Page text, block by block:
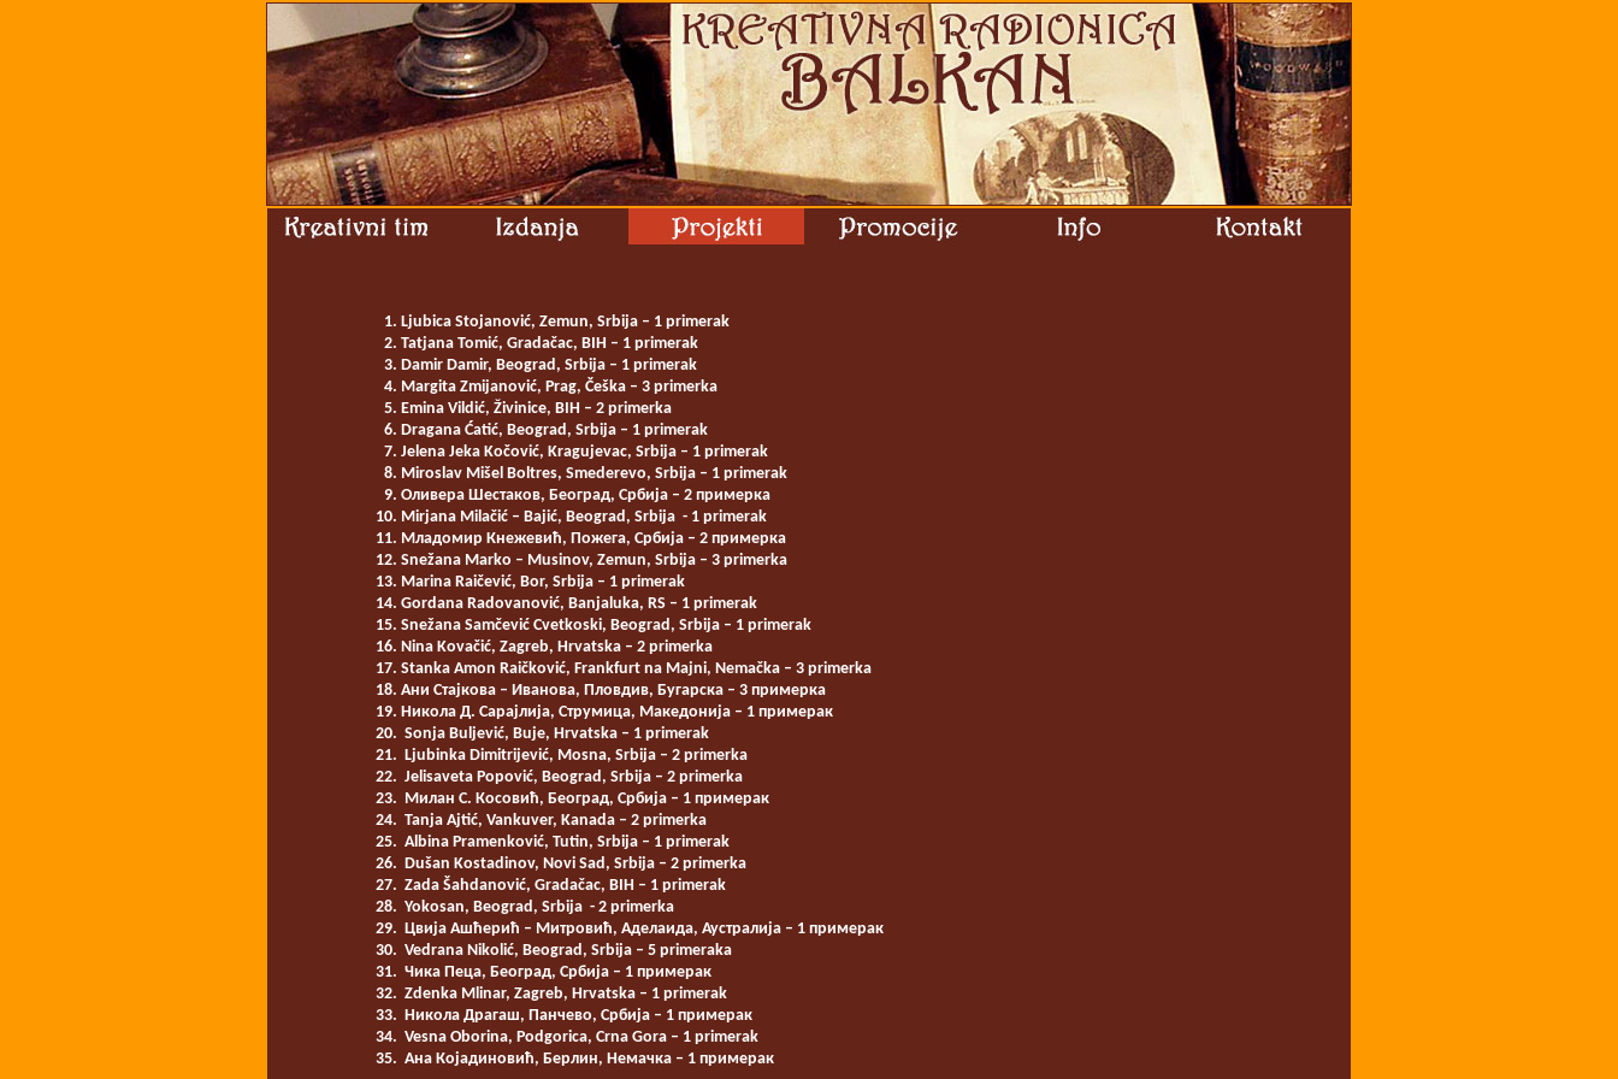
Ljubica Stojanović, Zemun, Srbija – 1 primerak
Tatjana Tomić, Gradačac, BIH – 1 primerak
Damir Damir, Beograd, Srbija – 1 primerak
Margita Zmijanović, Prag, Češka – 3 primerka
Emina Vildić, Živinice, BIH – 2 primerka
Dragana Ćatić, Beograd, Srbija – 1 primerak
Jelena Jeka Kočović, Kragujevac, Srbija – 1 primerak
Miroslav Mišel Boltres, Smederevo, Srbija – 1 primerak
Оливера Шестаков, Београд, Србија – 2 примерка
Mirjana Milačić – Bajić, Beograd, Srbija - 1 primerak
Младомир Кнежевић, Пожега, Србија – 2 примерка
Snežana Marko – Musinov, Zemun, Srbija – 3 primerka
Marina Raičević, Bor, Srbija – 1 primerak
Gordana Radovanović, Banjaluka, RS – 1 primerak
Snežana Samčević Cvetkoski, Beograd, Srbija – 1 primerak
Nina Kovačić, Zagreb, Hrvatska – 2 primerka
Stanka Amon Raičković, Frankfurt na Majni, Nemačka – 3 primerka
Ани Стајкова – Иванова, Пловдив, Бугарска – 3 примерка
Никола Д. Сарајлија, Струмица, Македонија – 1 примерак
Sonja Buljević, Buje, Hrvatska – 1 primerak
Ljubinka Dimitrijević, Mosna, Srbija – 2 primerka
Jelisaveta Popović, Beograd, Srbija – 2 primerka
Милан С. Косовић, Београд, Србија – 1 примерак
Tanja Ajtić, Vankuver, Kanada – 2 primerka
Albina Pramenković, Tutin, Srbija – 1 primerak
Dušan Kostadinov, Novi Sad, Srbija – 2 primerka
Zada Šahdanović, Gradačac, BIH – 1 primerak
Yokosan, Beograd, Srbija - 2 primerka
Цвија Ашћерић – Митровић, Аделаида, Аустралија – 1 примерак
Vedrana Nikolić, Beograd, Srbija – 5 primeraka
Чика Пеца, Београд, Србија – 1 примерак
Zdenka Mlinar, Zagreb, Hrvatska – 1 primerak
Никола Драгаш, Панчево, Србија – 1 примерак
Vesna Oborina, Podgorica, Crna Gora – 1 primerak
Ана Којадиновић, Берлин, Немачка – 1 примерак